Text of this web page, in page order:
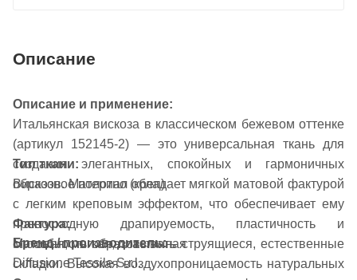
Описание
Описание и применение:
Итальянская вискоза в классическом бежевом оттенке
(артикул 152145-2) — это универсальная ткань для
создания элегантных, спокойных и гармоничных
образов. Материал обладает мягкой матовой фактурой
с легким креповым эффектом, что обеспечивает ему
превосходную драпируемость, пластичность и
способность образовывать струящиеся, естественные
складки. Высокая воздухопроницаемость натуральных
Тип ткани:
Вискозное полотно (креп)
Фактура:
Матовая, мягкая, пластичная
Бренд / производитель:
Diffusione Tessile S.r.l.